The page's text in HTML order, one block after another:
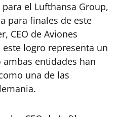
para el Lufthansa Group,
para finales de este
CEO de Aviones
logro representa un
entidades han
una de las